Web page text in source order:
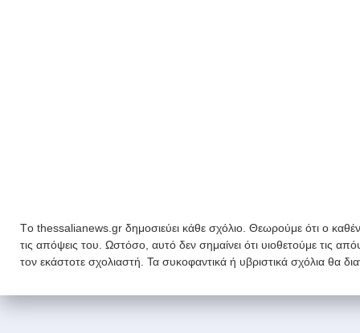
Tο thessalianews.gr δημοσιεύει κάθε σχόλιο. Θεωρούμε ότι ο
τις απόψεις του. Ωστόσο, αυτό δεν σημαίνει ότι υιοθετούμε τις
τον εκάστοτε σχολιαστή. Τα συκοφαντικά ή υβριστικά σχόλια θα